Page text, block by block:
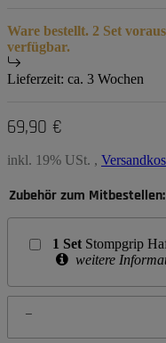
Ware bestellt. 2 Set
verfügbar.
Lieferzeit: ca. 3 Wochen
69,90 €
inkl. 19% USt. ,
Zubehör zum Mitbestellen:
1 Set Stompgrip
weitere